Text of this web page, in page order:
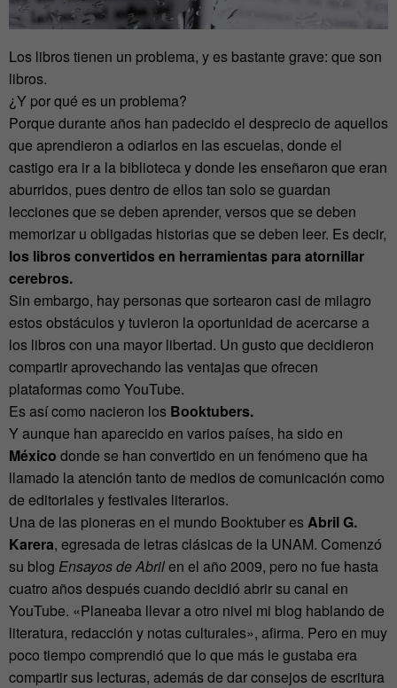
Los libros tienen un problema, y es bastante grave: que son
libros.
¿Y por qué es un problema?
Porque durante años han padecido el desprecio de aquellos
que aprendieron a odiarlos en las escuelas, donde el
castigo era ir a la biblioteca y donde les enseñaron que eran
aburridos, pues dentro de ellos tan solo se guardan
lecciones que se deben aprender, versos que se deben
memorizar u obligadas historias que se deben leer. Es decir,
los libros convertidos en herramientas para atornillar
cerebros.
Sin embargo, hay personas que sortearon casi de milagro
estos obstáculos y tuvieron la oportunidad de acercarse a
los libros con una mayor libertad. Un gusto que decidieron
compartir aprovechando las ventajas que ofrecen
plataformas como YouTube.
Es así como nacieron los Booktubers.
Y aunque han aparecido en varios países, ha sido en
México donde se han convertido en un fenómeno que ha
llamado la atención tanto de medios de comunicación como
de editoriales y festivales literarios.
Una de las pioneras en el mundo Booktuber esAbril G.
Karera, egresada de letras clásicas de la UNAM. Comenzó
su blog Ensayos de Abrilen el año 2009, pero no fue hasta
cuatro años después cuando decidió abrir su canal en
YouTube. «Planeaba llevar a otro nivel mi blog hablando de
literatura, redacción y notas culturales», afirma. Pero en muy
poco tiempo comprendió que lo que más le gustaba era
compartir sus lecturas, además de dar consejos de escritura